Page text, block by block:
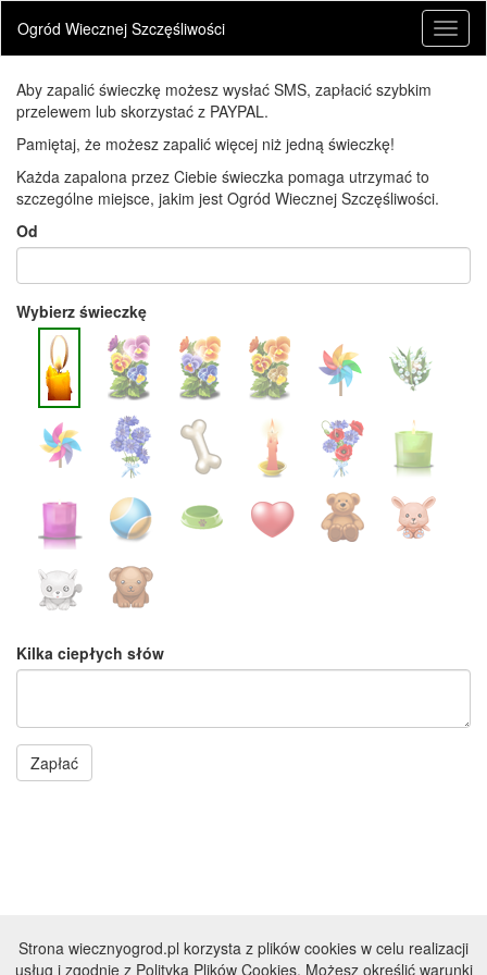
Ogród Wiecznej Szczęśliwości
Aby zapalić świeczkę możesz wysłać SMS, zapłacić szybkim
przelewem lub skorzystać z PAYPAL.
Pamiętaj, że możesz zapalić więcej niż jedną świeczkę!
Każda zapalona przez Ciebie świeczka pomaga utrzymać to
szczególne miejsce, jakim jest Ogród Wiecznej Szczęśliwości.
Od
Wybierz świeczkę
Kilka ciepłych słów
Zapłać
© DOGNET 2007 - 2026
Strona wiecznyogrod.pl korzysta z plików cookies w celu realizacji
usług i zgodnie z Polityką Plików Cookies. Możesz określić warunki